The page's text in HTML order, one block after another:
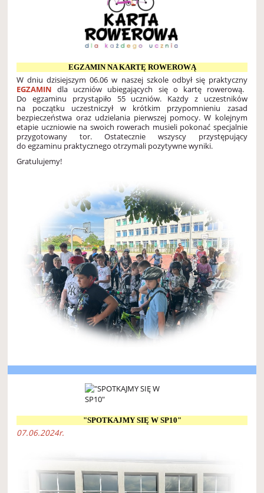
EGZAMIN NA KARTĘ ROWEROWĄ
W dniu dzisiejszym 06.06 w naszej szkole odbył się praktyczny
EGZAMIN dla uczniów ubiegających się o kartę rowerową.
Do egzaminu przystąpiło 55 uczniów. Każdy z uczestników
na początku uczestniczył w krótkim przypomnieniu zasad
bezpieczeństwa oraz udzielania pierwszej pomocy. W kolejnym
etapie uczniowie na swoich rowerach musieli pokonać specjalnie
przygotowany tor. Ostatecznie wszyscy przystępujący
do egzaminu praktycznego otrzymali pozytywne wyniki.
Gratulujemy!
"SPOTKAJMY SIĘ W SP10"
07.06.2024r.